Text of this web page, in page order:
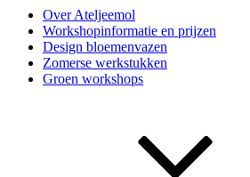
Over Ateljeemol
Workshopinformatie en prijzen
Design bloemenvazen
Zomerse werkstukken
Groen workshops